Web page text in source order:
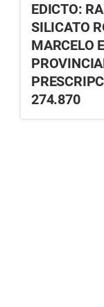
EDICTO:
SILICATO
MARCELO
274.870